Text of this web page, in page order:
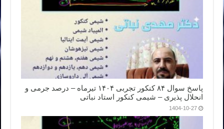
پاسخ سوال ۸۴ کنکور تجربی ۱۴۰۴ تیرماه – درصد جرمی و
انحلال پذیری – شیمی کنکور استاد نباتی
1404-10-27